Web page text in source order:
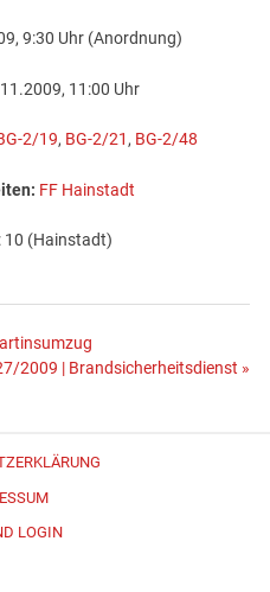
9:30 Uhr (Anordnung)
11:00 Uhr
2/19, BG-2/21, BG-2/48
FF Hainstadt
: 10 (Hainstadt)
2009 | Brandsicherheitsdienst »
LOGIN